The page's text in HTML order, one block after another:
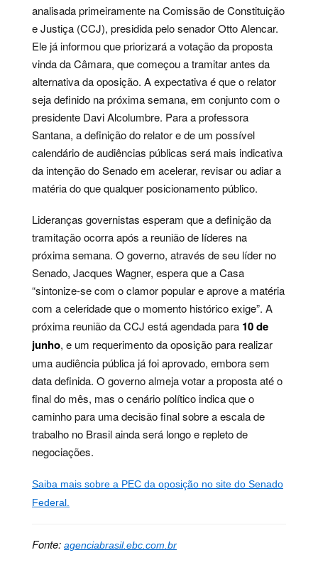
analisada primeiramente na Comissão de Constituição
e Justiça (CCJ), presidida pelo senador Otto Alencar.
Ele já informou que priorizará a votação da proposta
vinda da Câmara, que começou a tramitar antes da
alternativa da oposição. A expectativa é que o relator
seja definido na próxima semana, em conjunto com o
presidente Davi Alcolumbre. Para a professora
Santana, a definição do relator e de um possível
calendário de audiências públicas será mais indicativa
da intenção do Senado em acelerar, revisar ou adiar a
matéria do que qualquer posicionamento público.
Lideranças governistas esperam que a definição da
tramitação ocorra após a reunião de líderes na
próxima semana. O governo, através de seu líder no
Senado, Jacques Wagner, espera que a Casa
“sintonize-se com o clamor popular e aprove a matéria
com a celeridade que o momento histórico exige”. A
próxima reunião da CCJ está agendada para 10 de
junho, e um requerimento da oposição para realizar
uma audiência pública já foi aprovado, embora sem
data definida. O governo almeja votar a proposta até o
final do mês, mas o cenário político indica que o
caminho para uma decisão final sobre a escala de
trabalho no Brasil ainda será longo e repleto de
negociações.
Saiba mais sobre a PEC da oposição no site do Senado
Federal.
Fonte: agenciabrasil.ebc.com.br